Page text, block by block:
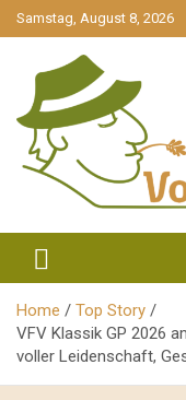
gehe
zum
Samstag, August 8, 2026
Home
Top Story
VFV Klassik GP 2026
voller Leidenschaft,